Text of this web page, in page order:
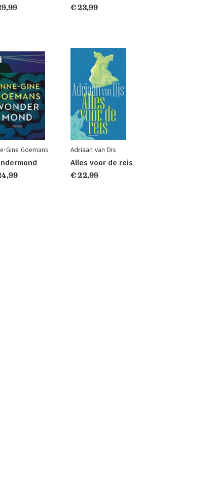
€ 23,99
Gine Goemans Adriaan van Dis
Alles voor de reis
€ 22,99